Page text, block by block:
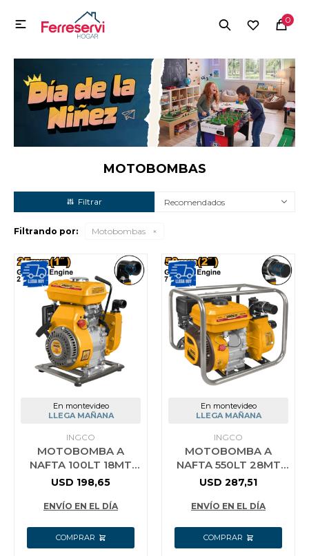
0

MOTOBOMBAS
Recomendados
Filtrando por: Motobombas
En montevideo
LLEGA MAÑANA
INGCO
MOTOBOMBA A
NAFTA 100LT 18MT
INGCO GWP102
USD 198,65
ENVÍO EN EL DÍA
En montevideo
LLEGA MAÑANA
INGCO
MOTOBOMBA A
NAFTA 550LT 28MT
INGCO GWP202
USD 287,51
ENVÍO EN EL DÍA
MI CUENTA
Menú Herramientas y Construcción Electrodomésticos
Herramientas y Construcción
Electrodomésticos
Tecnología
Deportes
Camping
Jardín y Aire Libre
Mascotas
Bazar
Juguetes y artículos para bebé
Gastronomía